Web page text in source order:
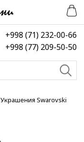
+998 (71) 232-00-66
+998 (77) 209-50-50
Украшения Swarovski